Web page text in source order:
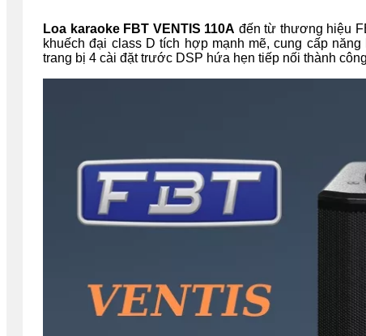
Loa karaoke FBT VENTIS 110A đến từ thương hiệu
khuếch đại class D tích hợp mạnh mẽ, cung cấp
trang bị 4 cài đặt trước DSP hứa hẹn tiếp nối thành